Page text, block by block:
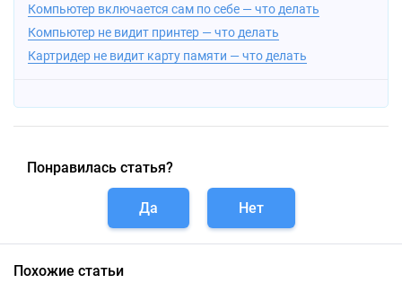
Компьютер включается сам по себе — что делать
Компьютер не видит принтер — что делать
Картридер не видит карту памяти — что делать
Понравилась статья?
Да Нет
Похожие статьи